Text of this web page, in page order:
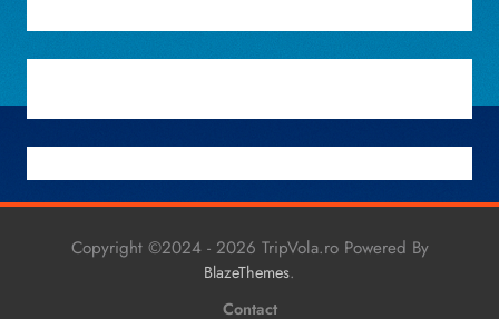
Copyright ©2024 - 2026 TripVola.ro Powered By
BlazeThemes.
Contact